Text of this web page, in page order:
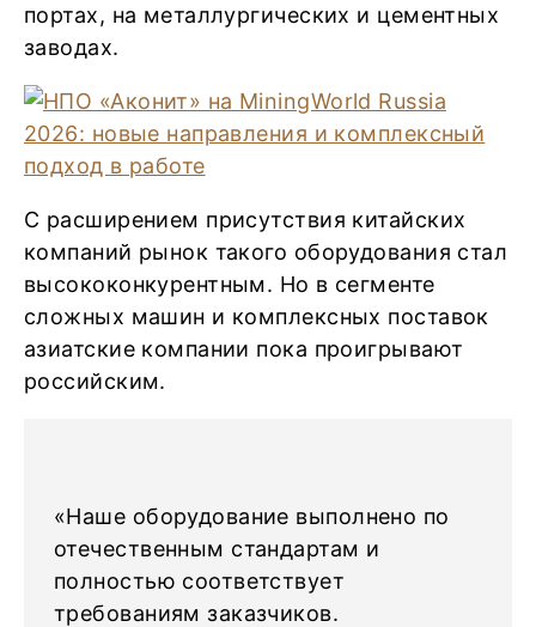
портах, на металлургических и цементных
заводах.
С расширением присутствия китайских
компаний рынок такого оборудования стал
высококонкурентным. Но в сегменте
сложных машин и комплексных поставок
азиатские компании пока проигрывают
российским.
«Наше оборудование выполнено по
отечественным стандартам и
полностью соответствует
требованиям заказчиков.